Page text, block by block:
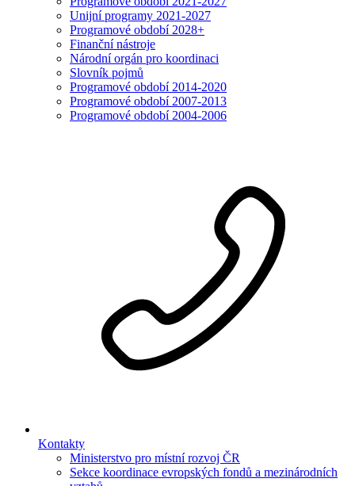
Unijní programy 2021-2027
Programové období 2028+
Finanční nástroje
Národní orgán pro koordinaci
Slovník pojmů
Programové období 2014-2020
Programové období 2007-2013
Programové období 2004-2006
Kontakty
Ministerstvo pro místní rozvoj ČR
Sekce koordinace evropských fondů a mezinárodních